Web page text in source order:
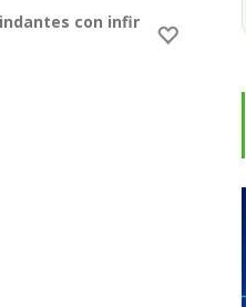
con infinitas